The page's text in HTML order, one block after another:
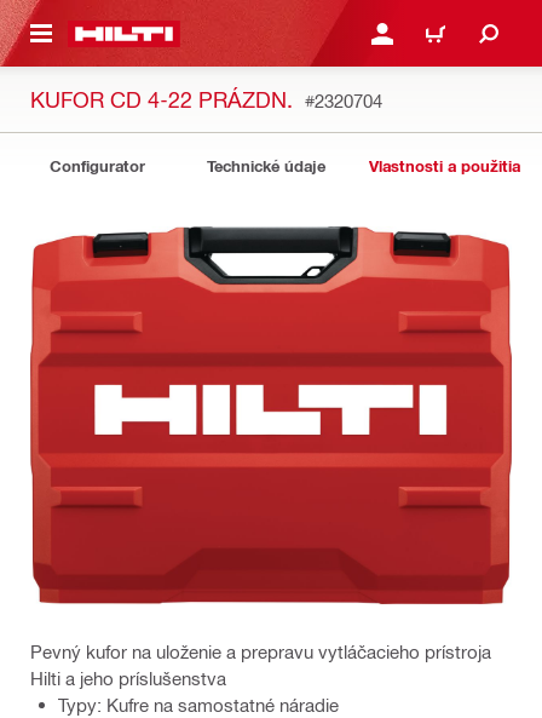
HLAVNÝ OBSAH PRIHLÁSIŤ ALEBO
KOŠÍK
KUFOR CD 4-22 PRÁZDN. #2320704
Configurator Technické údaje Vlastnosti a použitia
Pevný kufor na uloženie a prepravu vytláčacieho prístroja
Hilti a jeho príslušenstva
Typy: Kufre na samostatné náradie